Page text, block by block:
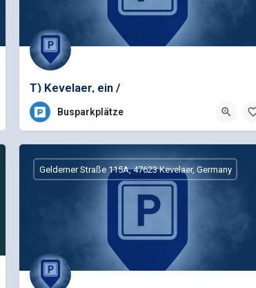
T) Kevelaer, ein /
Busparkplätze
Gelderner Straße 115A, 47623 Kevelaer, Germany